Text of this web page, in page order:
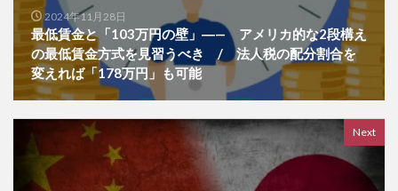
2024年11月28日
最低賃金と「103万円の壁」―— アメリカ的な2段構え
の最低賃金方式を見習うべき / 法人税の配分割合を
変えれば「178万円」も可能
Next